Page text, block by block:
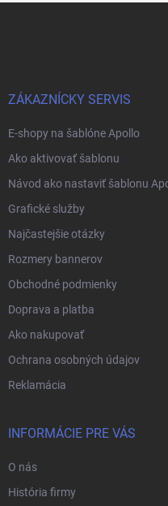
ZÁKAZNÍCKY SERVIS
E-shopy na šablóne Apollo
Ako aktivovať šablonu
Návod ako nastaviť šablonu
Grafické služby
Najčastejšie otázky
Rozmery bannerov
Obchodné podmienky
Doprava a platba
Ako nakupovať
Ochrana osobných údajov
Reklamácia
INFORMÁCIE PRE VÁS
O nás
História firmy